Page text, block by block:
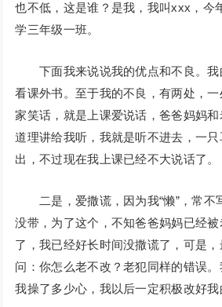
也不低，这是谁？是我，我叫xxx，今
学三年级一班。
下面我来说说我的优点和不良。我
看课外书。至于我的不良，有两处，
家笑话，就是上课爱说话，爸爸妈妈
道理讲给我听，我就是听不进去，一
出，不过现在我上课已经不大说话了。
二是，爱撒谎，因为我“懒”，常不
没带，为了这个，不知爸爸妈妈已经
了，我已经好长时间没撒谎了，可是
问：你怎么老不改？老犯同样的错误
我操了多少心，我以后一定积极改好我